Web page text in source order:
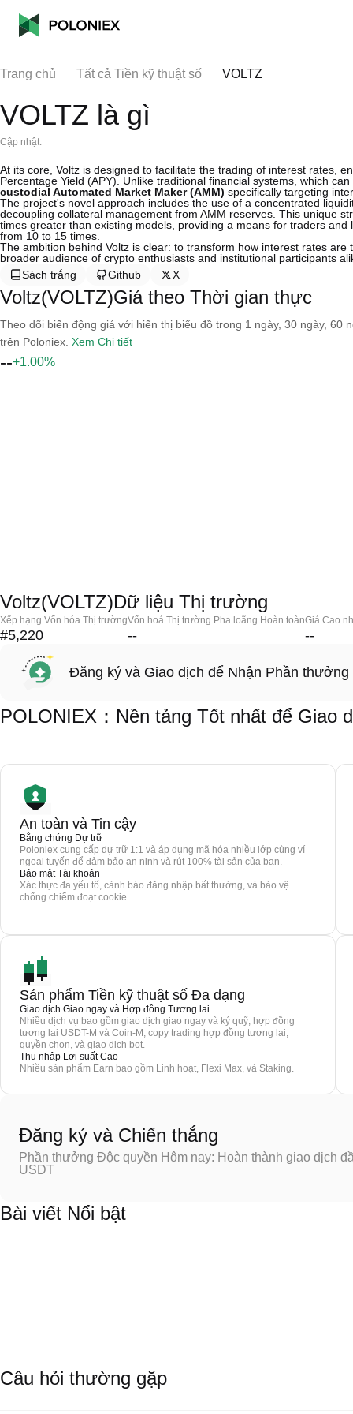
Trang chủ Tất cả Tiền kỹ thuật số VOLTZ
VOLTZ là gì
Cập nhật:
At its core, Voltz is designed to facilitate the trading of interest rates,
Percentage Yield (APY). Unlike traditional financial systems, which
custodial Automated Market Maker (AMM) specifically targeting
The project's novel approach includes the use of a concentrated
decoupling collateral management from AMM reserves. This unique
times greater than existing models, providing a means for traders
from 10 to 15 times.
The ambition behind Voltz is clear: to transform how interest rates
broader audience of crypto enthusiasts and institutional participants
Sách trắng
Github X
Voltz(VOLTZ)Giá theo Thời gian thực
Theo dõi biến động giá với hiển thị biểu đồ trong 1 ngày, 30 ngày,
trên Poloniex. Xem Chi tiết
--+1.00%
Voltz(VOLTZ)Dữ liệu Thị trường
Xếp hạng Vốn hóa Thị trường
#5,220
Vốn hoá Thị trường Pha loãng Hoàn toàn
--
Giá Cao
--
Đăng ký và Giao dịch để Nhận Phần thưởng
POLONIEX：Nền tảng Tốt nhất để Giao
An toàn và Tin cậy
Bằng chứng Dự trữ
Poloniex cung cấp dự trữ 1:1 và áp dụng mã hóa nhiều lớp cùng ví
ngoại tuyến để đảm bảo an ninh và rút 100% tài sản của bạn.
Bảo mật Tài khoản
Xác thực đa yếu tố, cảnh báo đăng nhập bất thường, và bảo vệ
chống chiếm đoạt cookie
Sản phẩm Tiền kỹ thuật số Đa dạng
Giao dịch Giao ngay và Hợp đồng Tương lai
Nhiều dịch vụ bao gồm giao dịch giao ngay và ký quỹ, hợp đồng
tương lai USDT-M và Coin-M, copy trading hợp đồng tương lai,
quyền chọn, và giao dịch bot.
Thu nhập Lợi suất Cao
Nhiều sản phẩm Earn bao gồm Linh hoạt, Flexi Max, và Staking.
Đăng ký và Chiến thắng
Phần thưởng Độc quyền Hôm nay: Hoàn thành giao dịch
USDT
Bài viết Nổi bật
Câu hỏi thường gặp